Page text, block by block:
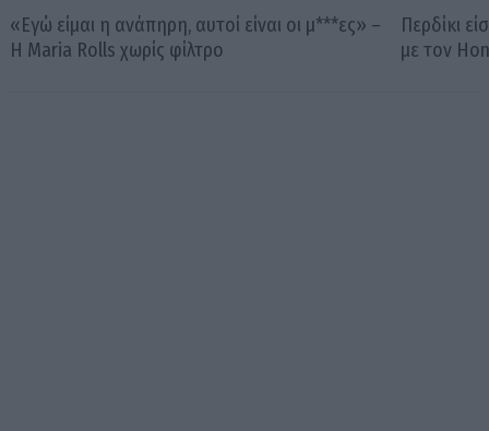
«Εγώ είμαι η ανάπηρη, αυτοί είναι οι μ***ες» –
Η Maria Rolls χωρίς φίλτρο
Περδίκι
με τον